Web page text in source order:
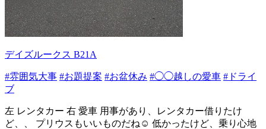
デイズルークス B21A
#雰囲気大事 #お題提案 #お盆休み #◯◯越しの愛車 #ドライ
ブ
左 レンタカー 右 愛車 用事があり、レンタカー借りたけ
ど、、 プリウスもいいものだね☺️ 低かったけど、乗り心地